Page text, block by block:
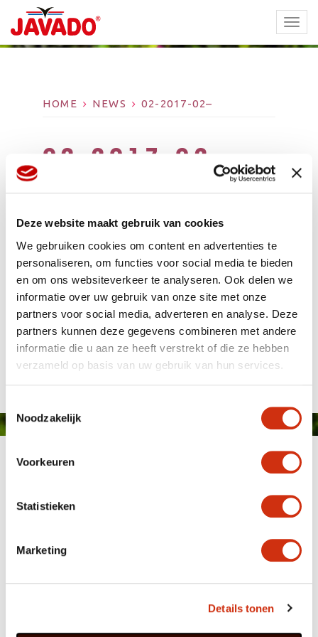
Deze website maakt gebruik van cookies
We gebruiken cookies om content en advertenties te
personaliseren, om functies voor social media te bieden
en om ons websiteverkeer te analyseren. Ook delen we
informatie over uw gebruik van onze site met onze
partners voor social media, adverteren en analyse. Deze
partners kunnen deze gegevens combineren met andere
informatie die u aan ze heeft verstrekt of die ze hebben
verzameld op basis van uw gebruik van hun services.
Noodzakelijk
Voorkeuren
Statistieken
Marketing
Details tonen
HOME NEWS 02-2017-02–
02-2017-02–
Gepubliceerd op: 19 januari 2017
MEMBER OF GROUP